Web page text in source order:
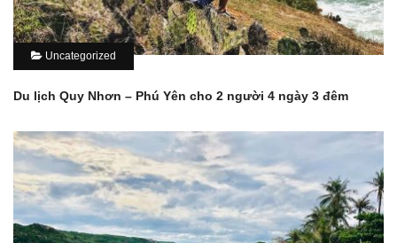
Uncategorized
Du lịch Quy Nhơn – Phú Yên cho 2 người 4 ngày 3 đêm